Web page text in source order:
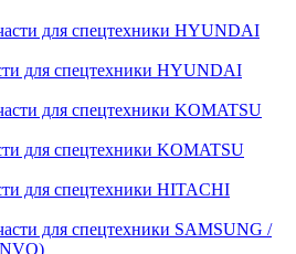
для спецтехники HYUNDAI
для спецтехники KOMATSU
для спецтехники HITACHI